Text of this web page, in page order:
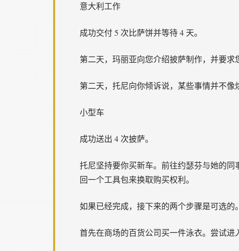
意大利工作
成功交付 5 次比萨饼并等待 4 天。
第二天，玛丽亚向您介绍披萨制作，并要求
第二天，托尼向你倾诉说，某些事情并不像
小型车
成功送出 4 次披萨。
托尼坚持要你买新车。前往约瑟芬与她的
回一个工具包来换取购买权利。
如果已经完成，接下来的两个步骤是可选的。
首先在商场的百货公司买一件泳衣。尝试进